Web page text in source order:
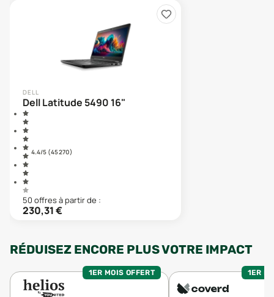
DELL
Dell Latitude 5490 16"
4.4/5 (45 270)
50 offresà partir de :
230,31€
RÉDUISEZ ENCORE PLUS VOTRE IMPACT
1ER MOIS OFFERT 1ER